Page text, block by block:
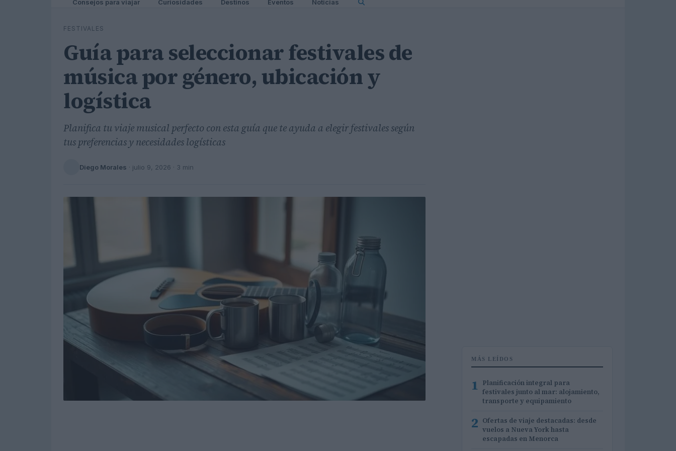
Consejos para viajar Curiosidades Destinos Eventos Noticias
FESTIVALES
Guía para seleccionar festivales de
música por género, ubicación y
logística
Planifica tu viaje musical perfecto con esta guía que te ayuda a elegir festivales según
tus preferencias y necesidades logísticas
Diego Morales · julio 9, 2026 · 3 min
MÁS LEÍDOS
1 Planificación integral para
festivales junto al mar: alojamiento,
transporte y equipamiento
2 Ofertas de viaje destacadas: desde
vuelos a Nueva York hasta
escapadas en Menorca